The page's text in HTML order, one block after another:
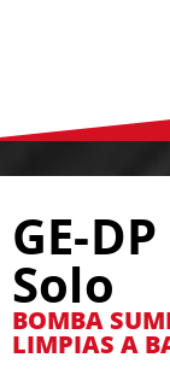
GE-
Solo
BOMBA
LIMPIAS A